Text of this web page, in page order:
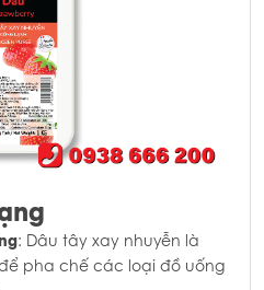
: Dâu tây xay nhuyễn là
pha chế các loại đồ uống